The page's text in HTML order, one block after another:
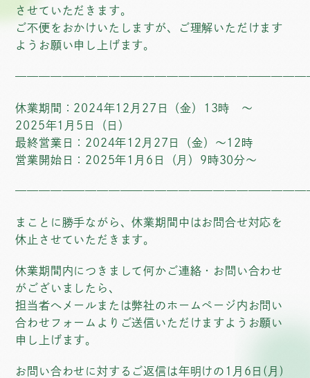
させていただきます。
ご不便をおかけいたしますが、ご理解いただけます
ようお願い申し上げます。
休業期間：2024年12月27日（金）13時 ～
2025年1月5日（日）
最終営業日：2024年12月27日（金）～12時
営業開始日：2025年1月6日（月）9時30分～
まことに勝手ながら、休業期間中はお問合せ対応を
休止させていただきます。
休業期間内につきまして何かご連絡・お問い合わせ
がございましたら、
担当者へメールまたは弊社のホームページ内お問い
合わせフォームよりご送信いただけますようお願い
申し上げます。
お問い合わせに対するご返信は年明けの1月6日(月)